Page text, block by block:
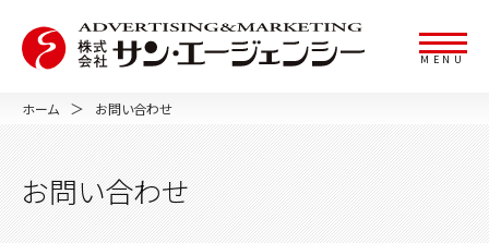
MENU
ホーム お問い合わせ
お問い合わせ